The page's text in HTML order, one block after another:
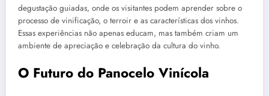
degustação guiadas, onde os visitantes podem aprender sobre o
processo de vinificação, o terroir e as características dos vinhos.
Essas experiências não apenas educam, mas também criam um
ambiente de apreciação e celebração da cultura do vinho.
O Futuro do Panocelo Vinícola